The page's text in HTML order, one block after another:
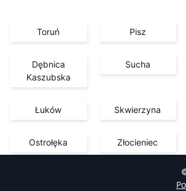
Toruń Pisz
Dębnica
Kaszubska
Sucha
Łuków Skwierzyna
Ostrołęka Złocieniec